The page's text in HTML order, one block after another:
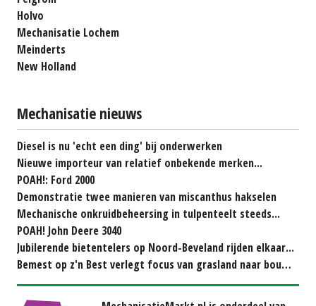
Holvo
Mechanisatie Lochem
Meinderts
New Holland
Mechanisatie nieuws
Diesel is nu 'echt een ding' bij onderwerken
Nieuwe importeur van relatief onbekende merken...
POAH!: Ford 2000
Demonstratie twee manieren van miscanthus hakselen
Mechanische onkruidbeheersing in tulpenteelt steeds...
POAH! John Deere 3040
Jubilerende bietentelers op Noord-Beveland rijden elkaar...
Bemest op z'n Best verlegt focus van grasland naar bouwland